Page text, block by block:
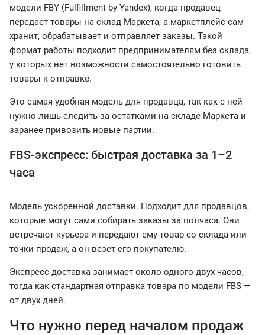
модели FBY (Fulfillment by Yandex), когда продавец
передает товары на склад Маркета, а маркетплейс сам
хранит, обрабатывает и отправляет заказы. Такой
формат работы подходит предпринимателям без склада,
у которых нет возможности самостоятельно готовить
товары к отправке.
Это самая удобная модель для продавца, так как с ней
нужно лишь следить за остатками на складе Маркета и
заранее привозить новые партии.
FBS-экспресс: быстрая доставка за 1–2
часа
Модель ускоренной доставки. Подходит для продавцов,
которые могут сами собирать заказы за полчаса. Они
встречают курьера и передают ему товар со склада или
точки продаж, а он везет его покупателю.
Экспресс-доставка занимает около одного-двух часов,
тогда как стандартная отправка товара по модели FBS —
от двух дней.
Что нужно перед началом продаж